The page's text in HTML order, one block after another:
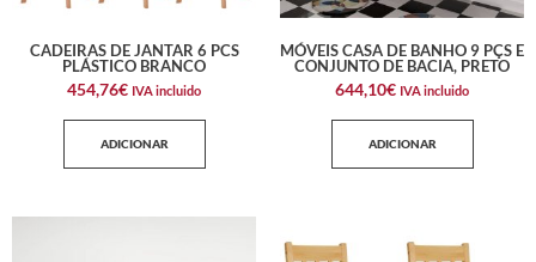
CADEIRAS DE JANTAR 6 PCS
PLÁSTICO BRANCO
454,76€ IVA incluido
ADICIONAR
MÓVEIS CASA DE BANHO 9 PÇS E
CONJUNTO DE BACIA, PRETO
644,10€ IVA incluido
ADICIONAR